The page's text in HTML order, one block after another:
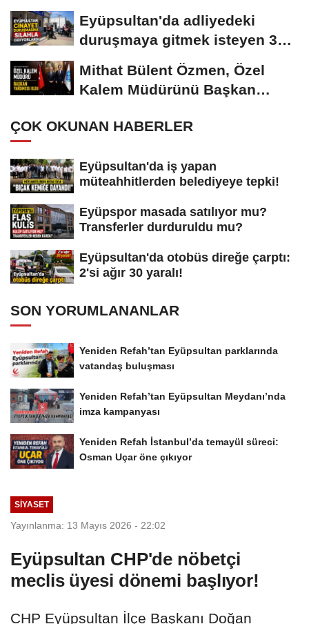
Eyüpsultan'da adliyedeki
duruşmaya gitmek isteyen 3
silahlı şüpheli...
Mithat Bülent Özmen, Özel
Kalem Müdürünü Başkan
ÇOK OKUNAN HABERLER
Eyüpsultan'da iş yapan
müteahhitlerden belediyeye tepki!
Eyüpspor masada satılıyor mu?
Transferler durduruldu mu?
Eyüpsultan'da otobüs direğe çarptı:
2'si ağır 30 yaralı!
SON YORUMLANANLAR
Yeniden Refah’tan Eyüpsultan parklarında
vatandaş buluşması
Yeniden Refah’tan Eyüpsultan Meydanı’nda
imza kampanyası
Yeniden Refah İstanbul’da temayül süreci:
Osman Uçar öne çıkıyor
SİYASET
Yayınlanma: 13 Mayıs 2026 - 22:02
Eyüpsultan CHP'de nöbetçi
meclis üyesi dönemi başlıyor!
CHP Eyüpsultan İlçe Başkanı Doğan